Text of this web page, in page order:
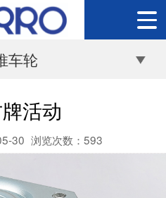
车轮
活动
30 浏览次数： 593